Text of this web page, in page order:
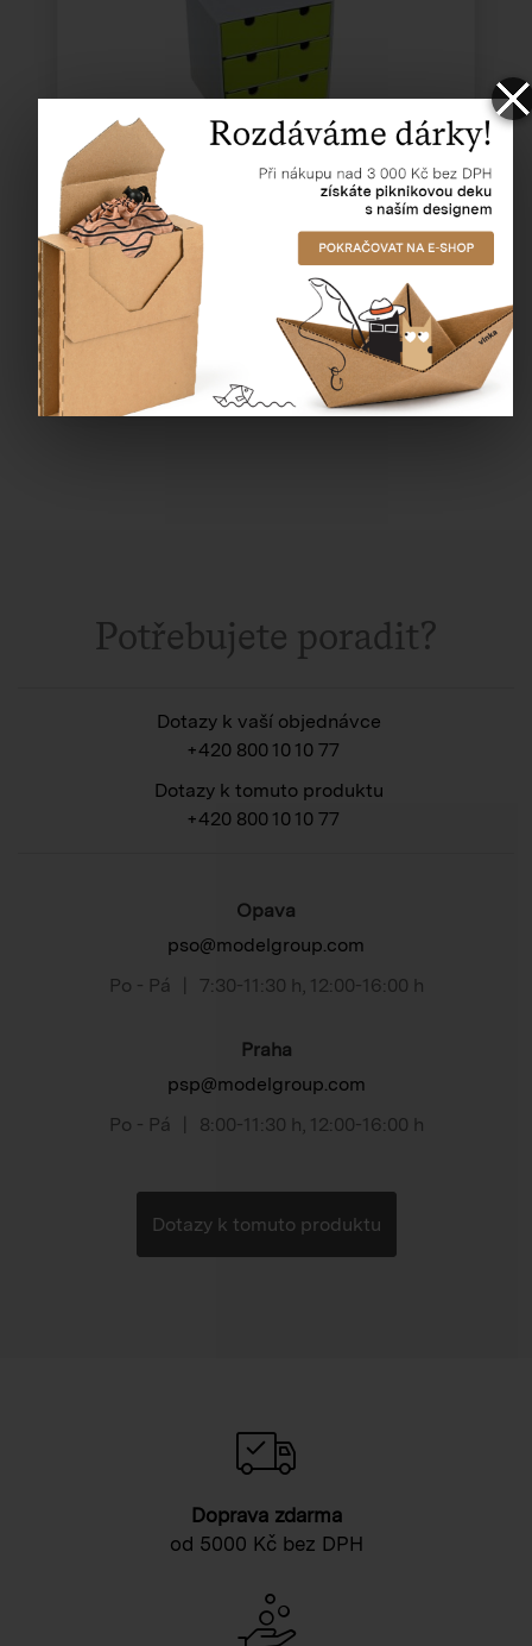
Katalogové číslo:63169
Cena od
102,00 Kč
Potřebujete poradit?
Dotazy k vaší objednávce
+420 800 10 10 77
Dotazy k tomuto produktu
+420 800 10 10 77
Opava
pso@modelgroup.com
Po - Pá
7:30-11:30 h 12:00-16:00 h
Praha
psp@modelgroup.com
Po - Pá
8:00-11:30 h 12:00-16:00 h
Dotazy k tomuto produktu
Doprava zdarma
od 5000 Kč bez DPH